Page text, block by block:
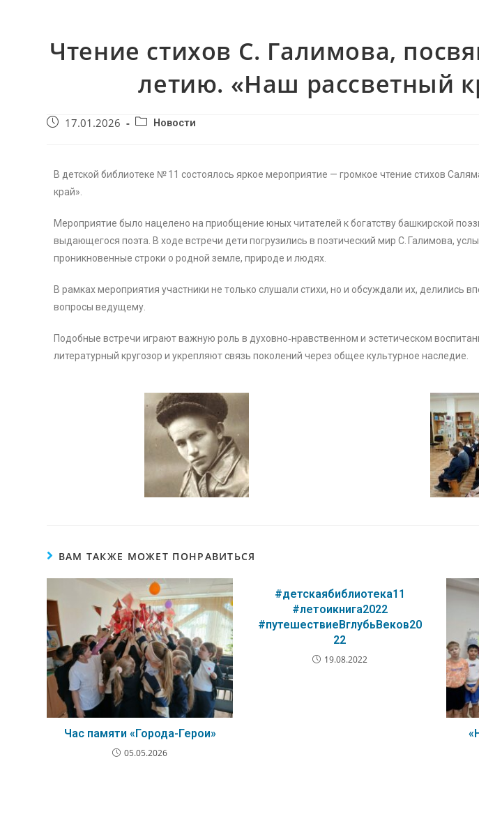
Чтение стихов С. Галимова,
летию. «Наш рассветный
17.01.2026 Новости
В детской библиотеке № 11 состоялось яркое мероприятие — громкое чтение стихов
край».
Мероприятие было нацелено на приобщение юных читателей к богатству башкирской
выдающегося поэта. В ходе встречи дети погрузились в поэтический мир С. Галимова,
проникновенные строки о родной земле, природе и людях.
В рамках мероприятия участники не только слушали стихи, но и обсуждали их, делились
вопросы ведущему.
Подобные встречи играют важную роль в духовно‑нравственном и эстетическом
литературный кругозор и укрепляют связь поколений через общее культурное наследие.
ВАМ ТАКЖЕ МОЖЕТ ПОНРАВИТЬСЯ
Час памяти «Города-Герои»
05.05.2026
#детскаябиблиотека11
#летоикнига2022
#путешествиеВглубьВеков20
22
19.08.2022